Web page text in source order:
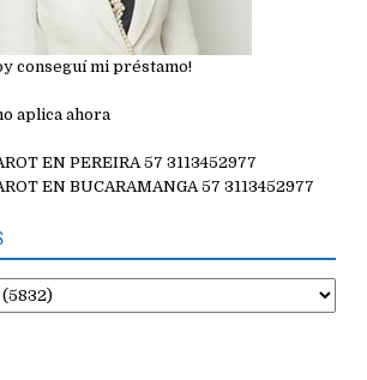
conseguí mi préstamo!
aplica ahora
EN PEREIRA 57 3113452977
EN BUCARAMANGA 57 3113452977